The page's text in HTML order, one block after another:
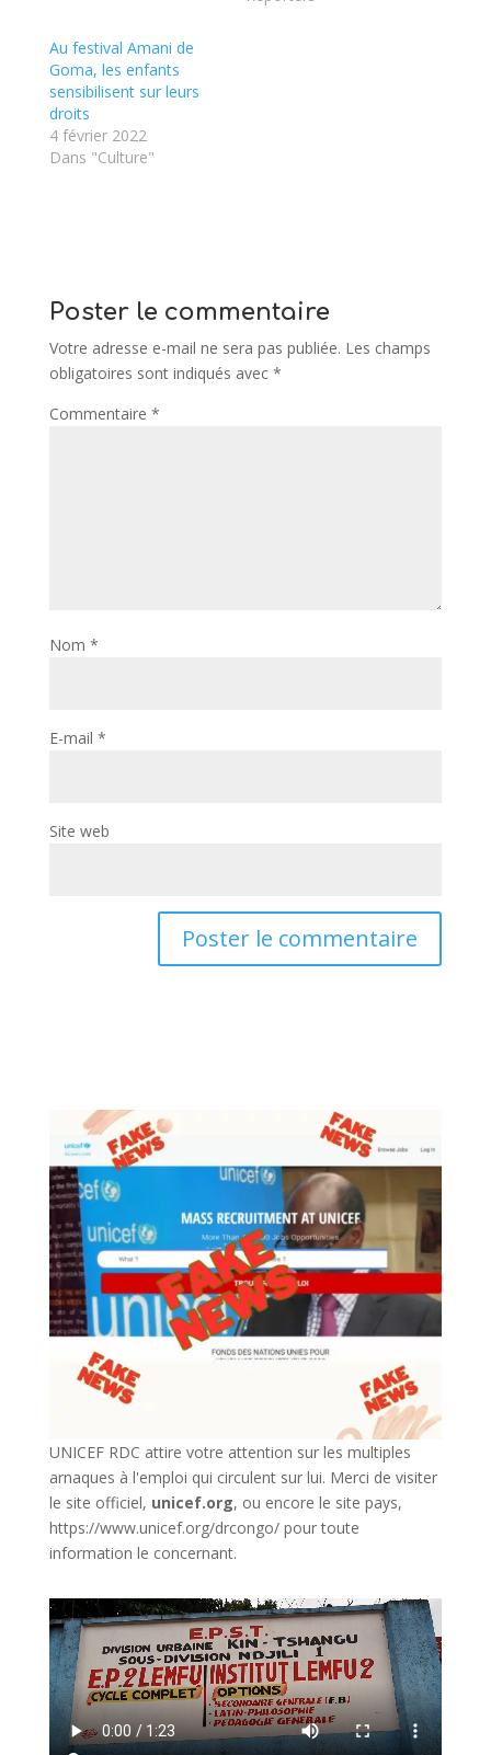
Au festival Amani de
Goma, les enfants
sensibilisent sur leurs
droits
4 février 2022
Dans "Culture"
Poster le commentaire
Votre adresse e-mail ne sera pas publiée. Les champs
obligatoires sont indiqués avec *
Commentaire *
Nom *
E-mail *
Site web
UNICEF RDC attire votre attention sur les multiples
arnaques à l'emploi qui circulent sur lui. Merci de visiter
le site officiel, unicef.org, ou encore le site pays,
https://www.unicef.org/drcongo/pour toute
information le concernant.